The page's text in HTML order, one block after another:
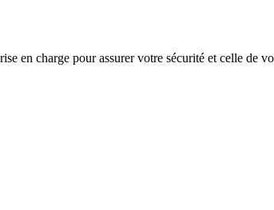
en charge pour assurer votre sécurité et celle de